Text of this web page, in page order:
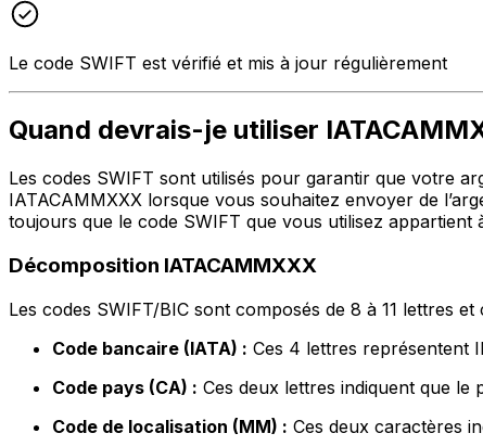
Le code SWIFT est vérifié et mis à jour régulièrement
Quand devrais-je utiliser
Les codes SWIFT sont utilisés pour garantir que votre
IATACAMMXXX lorsque vous souhaitez envoyer de
toujours que le code SWIFT que vous utilisez appartient
Décomposition IATACAMMXXX
Les codes SWIFT/BIC sont composés de 8 à 11 lettres
Code bancaire (IATA) : Ces 4 lettres représentent
Code pays (CA) : Ces deux lettres indiquent que le
Code de localisation (MM) : Ces deux caractères